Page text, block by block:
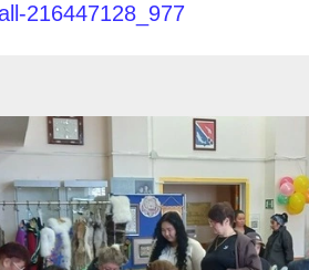
216447128_977